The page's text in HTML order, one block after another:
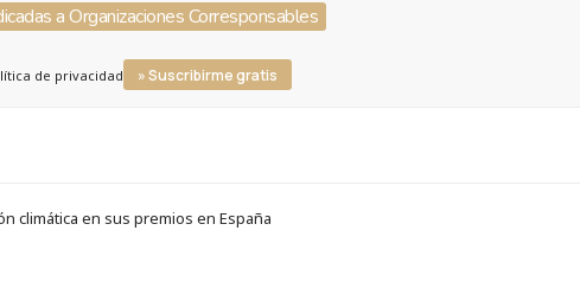
a Organizaciones Corresponsables
de privacidad » Suscribirme gratis
climática en sus premios en España